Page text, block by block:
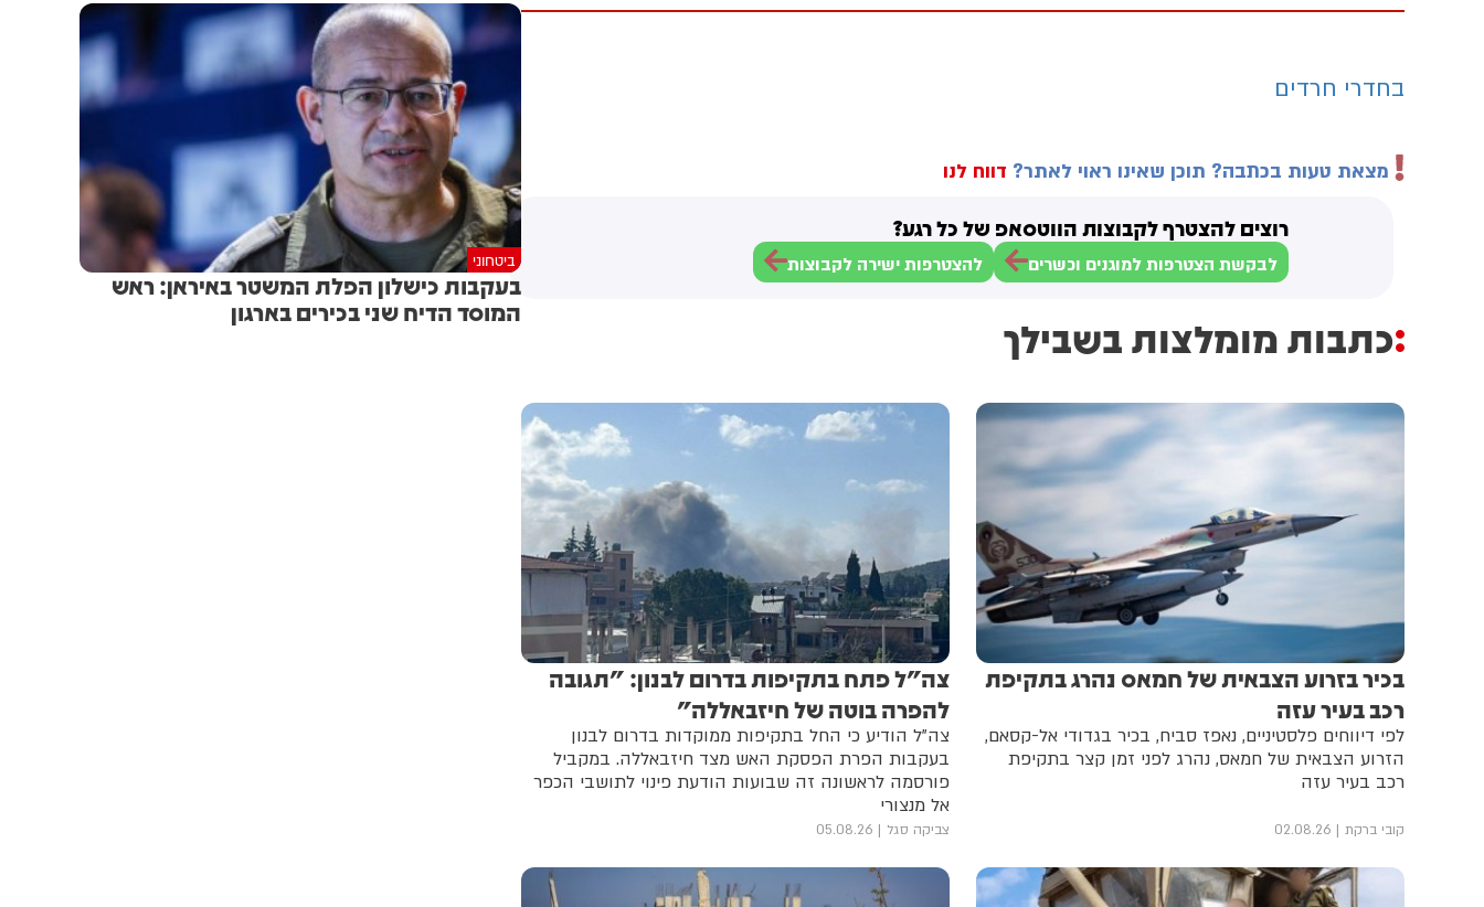
בחדרי חרדים
מצאת טעות בכתבה? תוכן שאינו ראוי לאתר? דווח לנו
רוצים להצטרף לקבוצות הווטסאפ של כל רגע?
לבקשת הצטרפות למוגנים וכשרים להצטרפות ישירה לקבוצות
כתבות מומלצות בשבילך
בכיר בזרוע הצבאית של חמאס נהרג בתקיפת
רכב בעיר עזה
לפי דיווחים פלסטיניים, נאפז סביח, בכיר בגדודי אל-קסאם,
הזרוע הצבאית של חמאס, נהרג לפני זמן קצר בתקיפת
רכב בעיר עזה
קובי ברקת 02.08.26
צה"ל פתח בתקיפות בדרום לבנון: "תגובה
להפרה בוטה של חיזבאללה"
צה”ל הודיע כי החל בתקיפות ממוקדות בדרום לבנון
בעקבות הפרת הפסקת האש מצד חיזבאללה. במקביל
פורסמה לראשונה זה שבועות הודעת פינוי לתושבי הכפר
אל מנצורי
צביקה סגל 05.08.26
ביטחוני
בעקבות כישלון הפלת המשטר באיראן: ראש
המוסד הדיח שני בכירים בארגון